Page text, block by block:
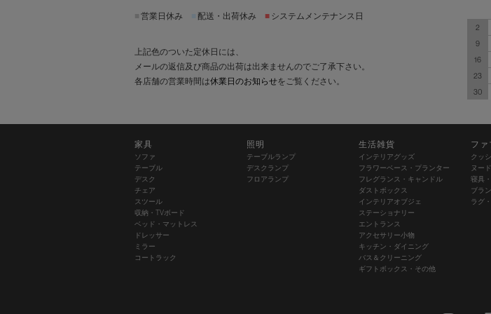
営業日休み 配送・出荷休み ■ システムメンテナンス日
上記色のついた定休日には、
メールの返信及び商品の出荷は出来ませんのでご了承下さい。
各店舗の営業時間は休業日のお知らせをご覧ください。
2
9
16
23
30
家具
ソファ
テーブル
デスク
チェア
スツール
収納・TVボード
ベッド・マットレス
ドレッサー
ミラー
コートラック
照明
テーブルランプ
デスクランプ
フロアランプ
生活雑貨
インテリアグッズ
フラワーベース・プランター
フレグランス・キャンドル
ダストボックス
インテリアオブジェ
ステーショナリー
エントランス
アクセサリー小物
キッチン・ダイニング
バス＆クリーニング
ギフトボックス・その他
ファ
クッ
ヌー
寝具
ブラ
ラグ